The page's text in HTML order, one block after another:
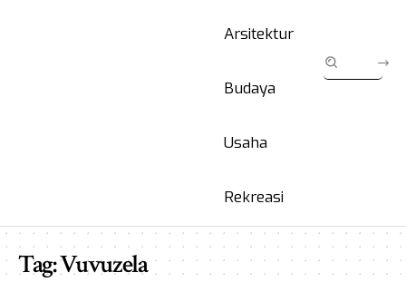
Arsitektur
Budaya
Usaha
Rekreasi
Tag:Vuvuzela